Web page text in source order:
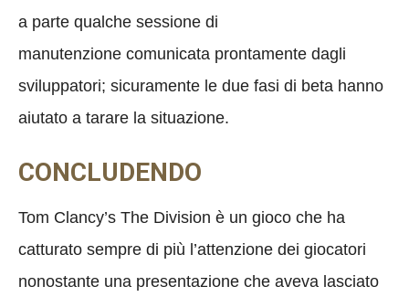
a parte qualche sessione di
manutenzione comunicata prontamente dagli
sviluppatori; sicuramente le due fasi di beta hanno
aiutato a tarare la situazione.
CONCLUDENDO
Tom Clancy’s The Division è un gioco che ha
catturato sempre di più l’attenzione dei giocatori
nonostante una presentazione che aveva lasciato